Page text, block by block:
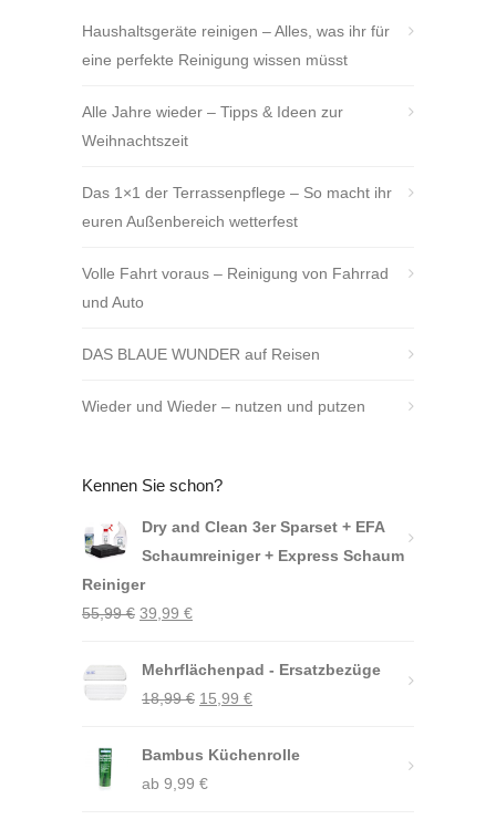
Haushaltsgeräte reinigen – Alles, was ihr für
eine perfekte Reinigung wissen müsst
Alle Jahre wieder – Tipps & Ideen zur
Weihnachtszeit
Das 1×1 der Terrassenpflege – So macht ihr
euren Außenbereich wetterfest
Volle Fahrt voraus – Reinigung von Fahrrad
und Auto
DAS BLAUE WUNDER auf Reisen
Wieder und Wieder – nutzen und putzen
Kennen Sie schon?
Dry and Clean 3er Sparset + EFA
Schaumreiniger + Express Schaum
Reiniger
55,99€ Ursprünglicher
war:
55,99 €
39,99 €Aktueller
ist:
39,99 €.
Mehrflächenpad - Ersatzbezüge
18,99€ Ursprünglicher
war:
18,99 €
15,99 €Aktueller
ist:
Bambus Küchenrolle
ab 9,99 €